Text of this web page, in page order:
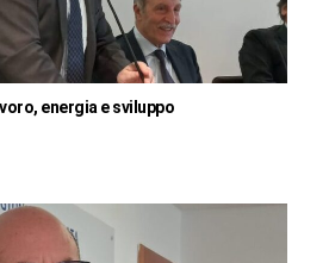
energia e sviluppo